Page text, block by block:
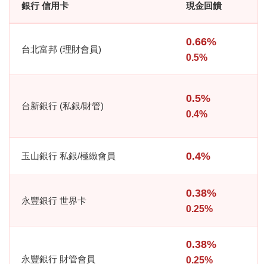
銀行 信用卡 現金回饋
台北富邦 (理財會員)
0.66%
0.5%
台新銀行 (私銀/財管)
0.5%
0.4%
玉山銀行 私銀/極緻會員 0.4%
永豐銀行 世界卡
0.38%
0.25%
永豐銀行 財管會員
0.38%
0.25%